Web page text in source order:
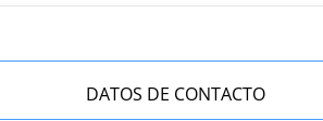
DATOS DE CONTACTO